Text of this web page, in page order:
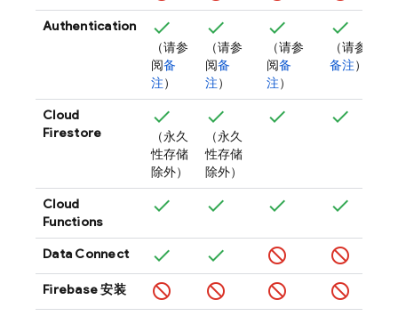
Authentication
（请参
阅备
注）
（请参
阅备
注）
（请参
阅备
注）
（请参阅
备注）
Cloud
Firestore
（永久
性存储
除外）
（永久
性存储
除外）
Cloud
Functions
Data Connect
Firebase安装